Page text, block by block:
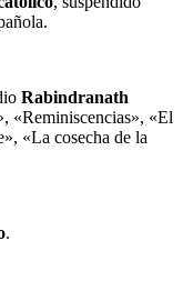
Rabindranath
«Reminiscencias», «El
«La cosecha de la
.